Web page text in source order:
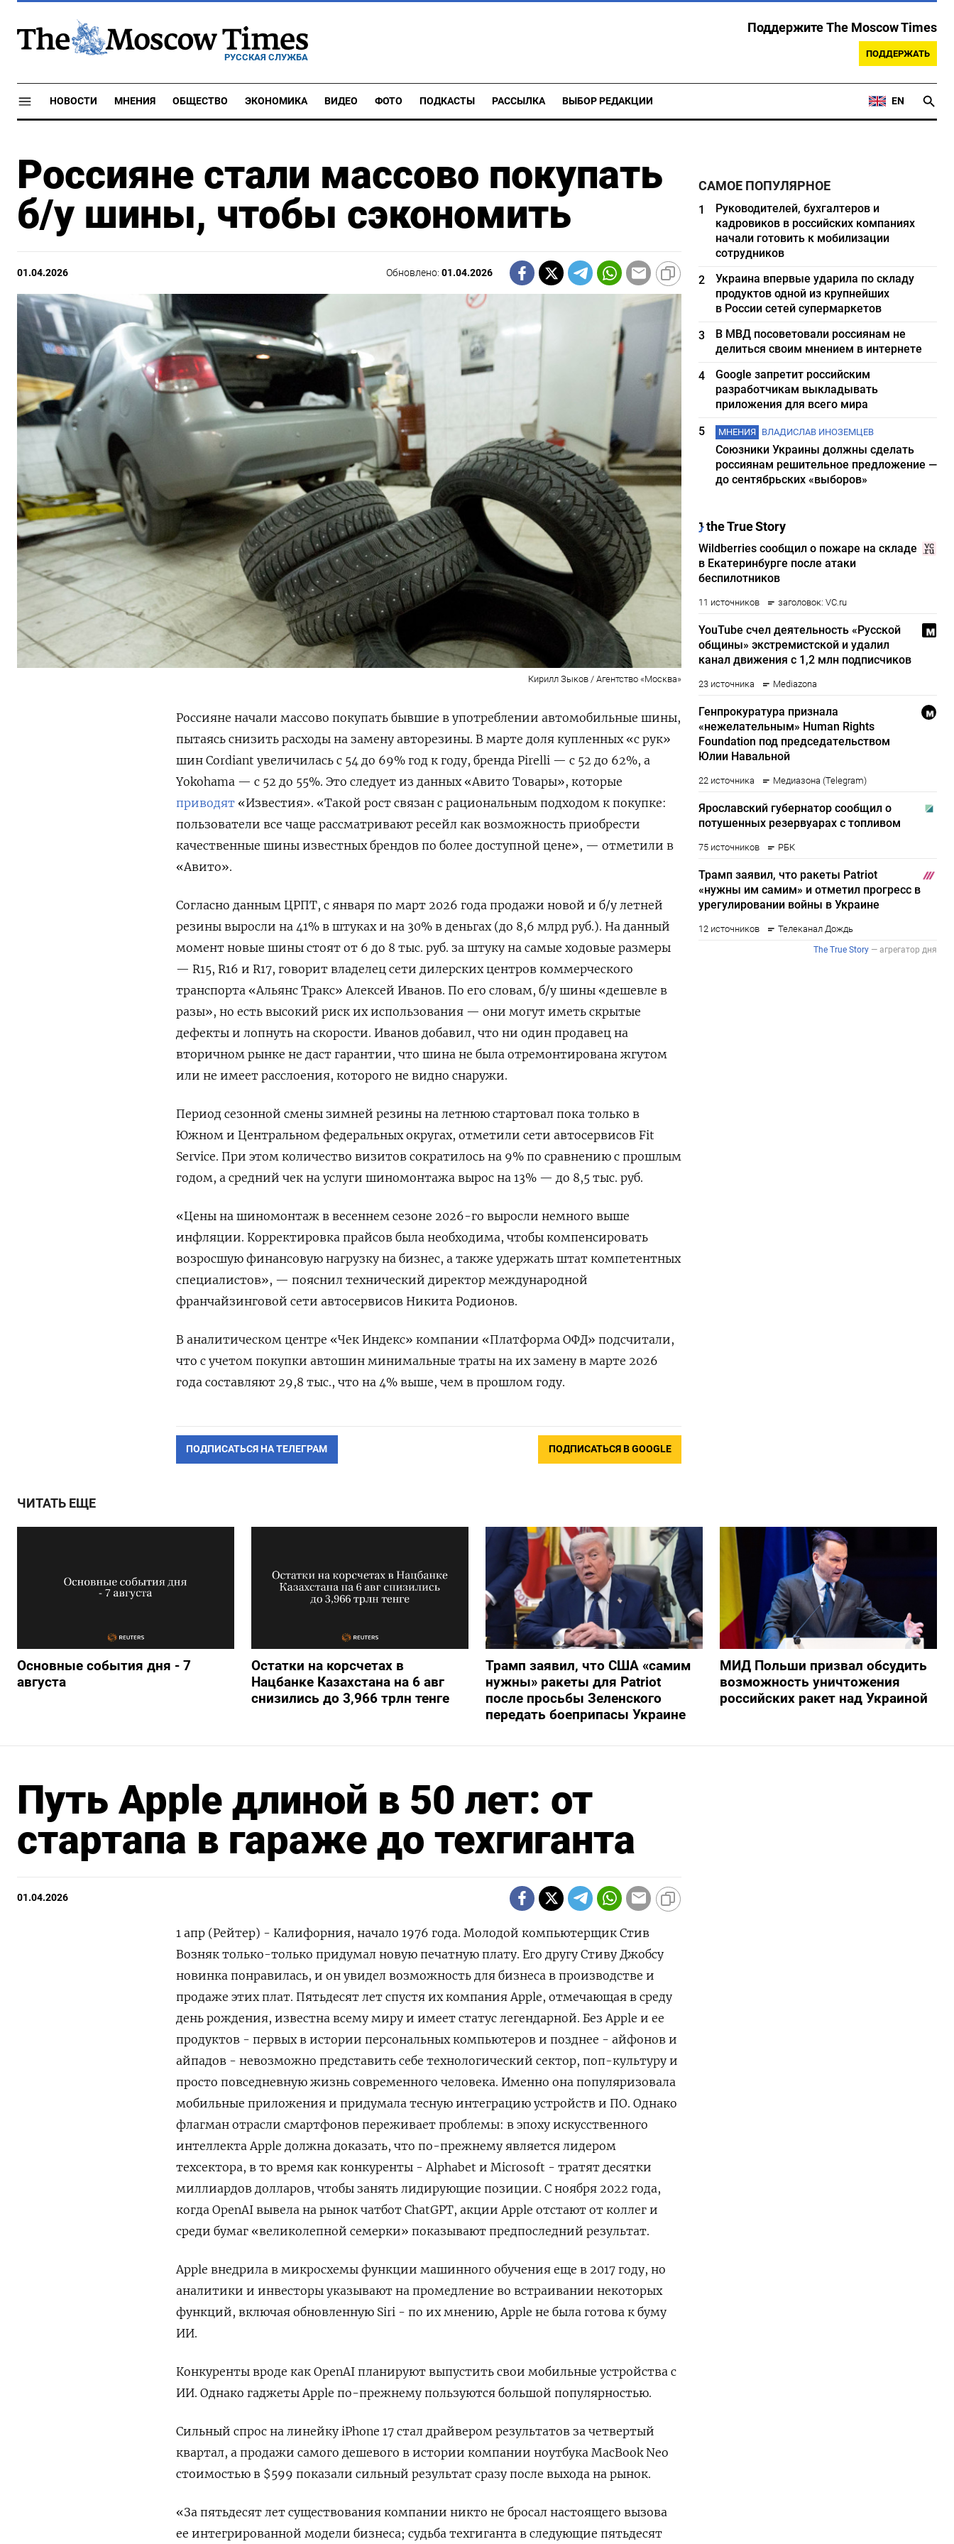
РУССКАЯ СЛУЖБА
Поддержите The Moscow Times
ПОДДЕРЖАТЬ
НОВОСТИ МНЕНИЯ ОБЩЕСТВО ЭКОНОМИКА ВИДЕО ФОТО ПОДКАСТЫ РАССЫЛКА ВЫБОР РЕДАКЦИИ EN
Россияне стали массово покупать
б/у шины, чтобы сэкономить
01.04.2026 Обновлено:01.04.2026
Кирилл Зыков / Агентство «Москва»
Россияне начали массово покупать бывшие в употреблении автомобильные шины,
пытаясь снизить расходы на замену авторезины. В марте доля купленных «с рук»
шин Cordiant увеличилась с 54 до 69% год к году, бренда Pirelli — с 52 до 62%, а
Yokohama — с 52 до 55%. Это следует из данных «Авито Товары», которые
приводят «Известия». «Такой рост связан с рациональным подходом к покупке:
пользователи все чаще рассматривают ресейл как возможность приобрести
качественные шины известных брендов по более доступной цене», — отметили в
«Авито».
Согласно данным ЦРПТ, с января по март 2026 года продажи новой и б/у летней
резины выросли на 41% в штуках и на 30% в деньгах (до 8,6 млрд руб.). На данный
момент новые шины стоят от 6 до 8 тыс. руб. за штуку на самые ходовые размеры
— R15, R16 и R17, говорит владелец сети дилерских центров коммерческого
транспорта «Альянс Тракс» Алексей Иванов. По его словам, б/у шины «дешевле в
разы», но есть высокий риск их использования — они могут иметь скрытые
дефекты и лопнуть на скорости. Иванов добавил, что ни один продавец на
вторичном рынке не даст гарантии, что шина не была отремонтирована жгутом
или не имеет расслоения, которого не видно снаружи.
Период сезонной смены зимней резины на летнюю стартовал пока только в
Южном и Центральном федеральных округах, отметили сети автосервисов Fit
Service. При этом количество визитов сократилось на 9% по сравнению с прошлым
годом, а средний чек на услуги шиномонтажа вырос на 13% — до 8,5 тыс. руб.
«Цены на шиномонтаж в весеннем сезоне 2026-го выросли немного выше
инфляции. Корректировка прайсов была необходима, чтобы компенсировать
возросшую финансовую нагрузку на бизнес, а также удержать штат компетентных
специалистов», — пояснил технический директор международной
франчайзинговой сети автосервисов Никита Родионов.
В аналитическом центре «Чек Индекс» компании «Платформа ОФД» подсчитали,
что с учетом покупки автошин минимальные траты на их замену в марте 2026
года составляют 29,8 тыс., что на 4% выше, чем в прошлом году.
ПОДПИСАТЬСЯ НА ТЕЛЕГРАМ ПОДПИСАТЬСЯ В GOOGLE
САМОЕ ПОПУЛЯРНОЕ
1
Руководителей, бухгалтеров и
кадровиков в российских компаниях
начали готовить к мобилизации
сотрудников
2
Украина впервые ударила по складу
продуктов одной из крупнейших
в России сетей супермаркетов
3
В МВД посоветовали россиянам не
делиться своим мнением в интернете
4
Google запретит российским
разработчикам выкладывать
приложения для всего мира
5
МНЕНИЯ ВЛАДИСЛАВ ИНОЗЕМЦЕВ
Союзники Украины должны сделать
россиянам решительное предложение —
до сентябрьских «выборов»
ЧИТАТЬ ЕЩЕ
Основные события дня - 7
августа
Остатки на корсчетах в
Нацбанке Казахстана на 6 авг
снизились до 3,966 трлн тенге
Трамп заявил, что США «самим
нужны» ракеты для Patriot
после просьбы Зеленского
передать боеприпасы Украине
МИД Польши призвал обсудить
возможность уничтожения
российских ракет над Украиной
Путь Apple длиной в 50 лет: от
стартапа в гараже до техгиганта
01.04.2026
1 апр (Рейтер) - Калифорния, начало 1976 года. Молодой компьютерщик Стив
Возняк только-только придумал новую печатную плату. Его другу Стиву Джобсу
новинка понравилась, и он увидел возможность для бизнеса в производстве и
продаже этих плат. Пятьдесят лет спустя их компания Apple, отмечающая в среду
день рождения, известна всему миру и ‌имеет статус легендарной. Без Apple и ее
продуктов - первых в истории персональных компьютеров и позднее - айфонов и
айпадов - невозможно представить себе технологический сектор, поп-культуру и
просто повседневную жизнь современного человека. Именно она популяризовала
мобильные приложения и придумала тесную интеграцию устройств и ПО. Однако
флагман отрасли смартфонов переживает проблемы: в ​эпоху искусственного
интеллекта Apple должна доказать, что по-прежнему является ​лидером
техсектора, в то время как конкуренты - Alphabet и ​Microsoft - тратят ⁠десятки
миллиардов долларов, чтобы занять лидирующие позиции. С ноября 2022 года,
когда OpenAI вывела на рынок чатбот ChatGPT, акции ‌Apple отстают от коллег и
среди бумаг «великолепной семерки» показывают ‌предпоследний результат.
Apple внедрила в микросхемы функции машинного обучения еще в 2017 году, но
аналитики и инвесторы указывают на промедление во встраивании некоторых
функций, ​включая обновленную Siri - по их мнению, Apple не была готова к буму
ИИ.
Конкуренты вроде как OpenAI планируют выпустить свои мобильные ‌устройства с
ИИ. Однако гаджеты Apple по-прежнему пользуются большой популярностью.
Сильный спрос на линейку iPhone 17 стал драйвером результатов за четвертый ​
квартал, а продажи самого дешевого в истории компании ноутбука MacBook Neo
стоимостью в $599 показали сильный результат сразу после выхода на рынок.
«За ‌пятьдесят лет существования компании никто не бросал настоящего вызова
ее интегрированной модели бизнеса; судьба техгиганта в следующие пятьдесят